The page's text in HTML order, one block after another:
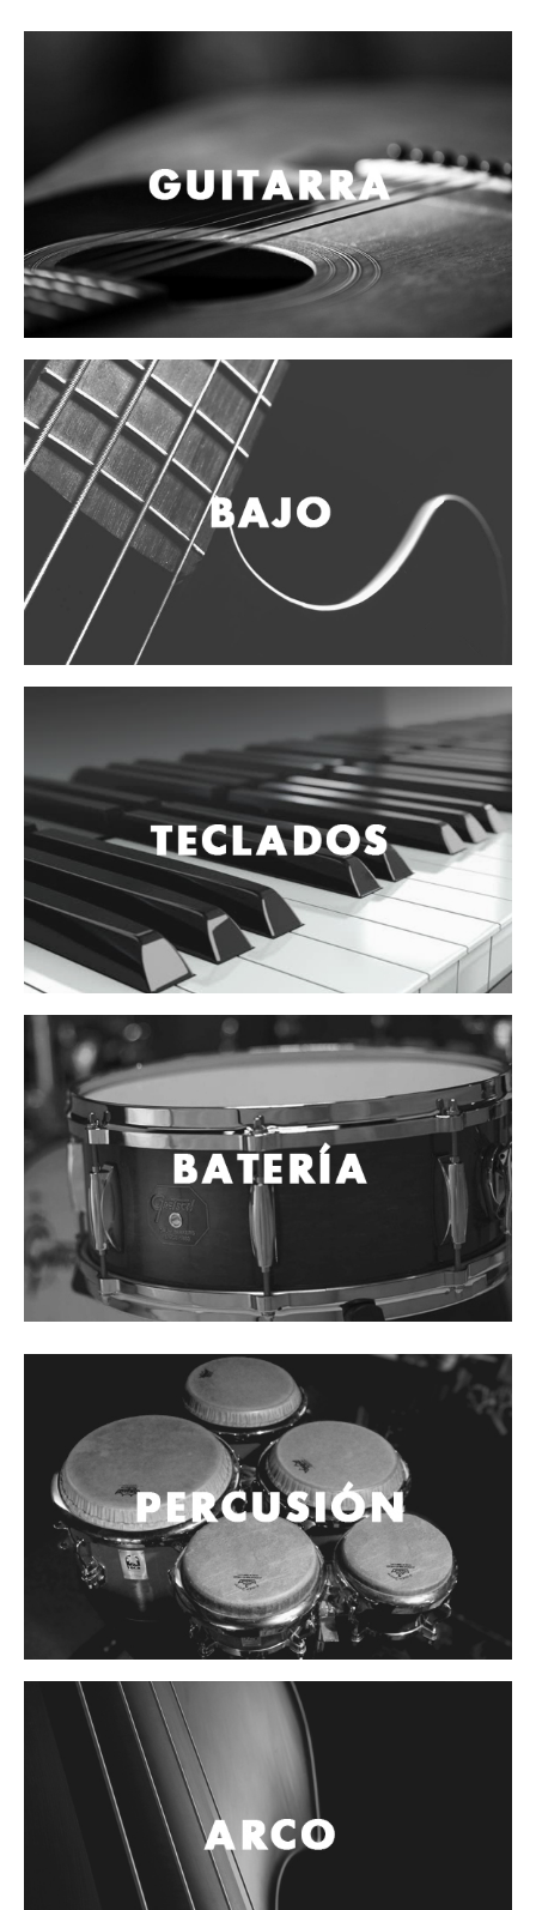
Herrajes y soportes
Marcha
Redoblantes
Tambores
Bombos
Multi-tenores
Baquetas, mazos y bolillos
Pergaminos
Liras
Guiros
Vientos
Accesorios
Micrófonos
Mano alámbrico
Inalámbrico diadema y solapa
Inalámbrico para instrumento
Estudio
Corro y escenario
Instalaciones
Cámara, computadora y celular
Pedestales y soportes
Accesorios
Cables
Audio Profesional
Columnas pasivas
Columnas activas
Amplificadores
Consolas mezcladoras
Procesadores y efectos
Interfaz para grabación
Audífonos y monitoreo personal
Estantes y soportes
Instalaciones y publicidad
Accesorios
Controladores
Tornamesa
Mezcladora
Interfaz